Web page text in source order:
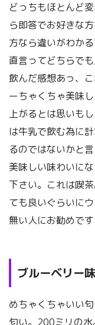
どっちもほとんど
ら即答でお好きな
方なら違いがわか
直言ってどちらで
飲んだ感想あっ、
ーちゃくちゃ美味
上がるとは思いも
は牛乳で飲む為に
るのではないかと
美味しい味わいに
下さい。これは喫
ても良いぐらいに
無い人にお勧めです
ブルーベリー
めちゃくちゃいい
匂い。200ミリの